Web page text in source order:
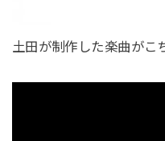
土田が制作した楽曲がこ